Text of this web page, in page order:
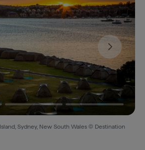
Sydney, New South Wales © Destination